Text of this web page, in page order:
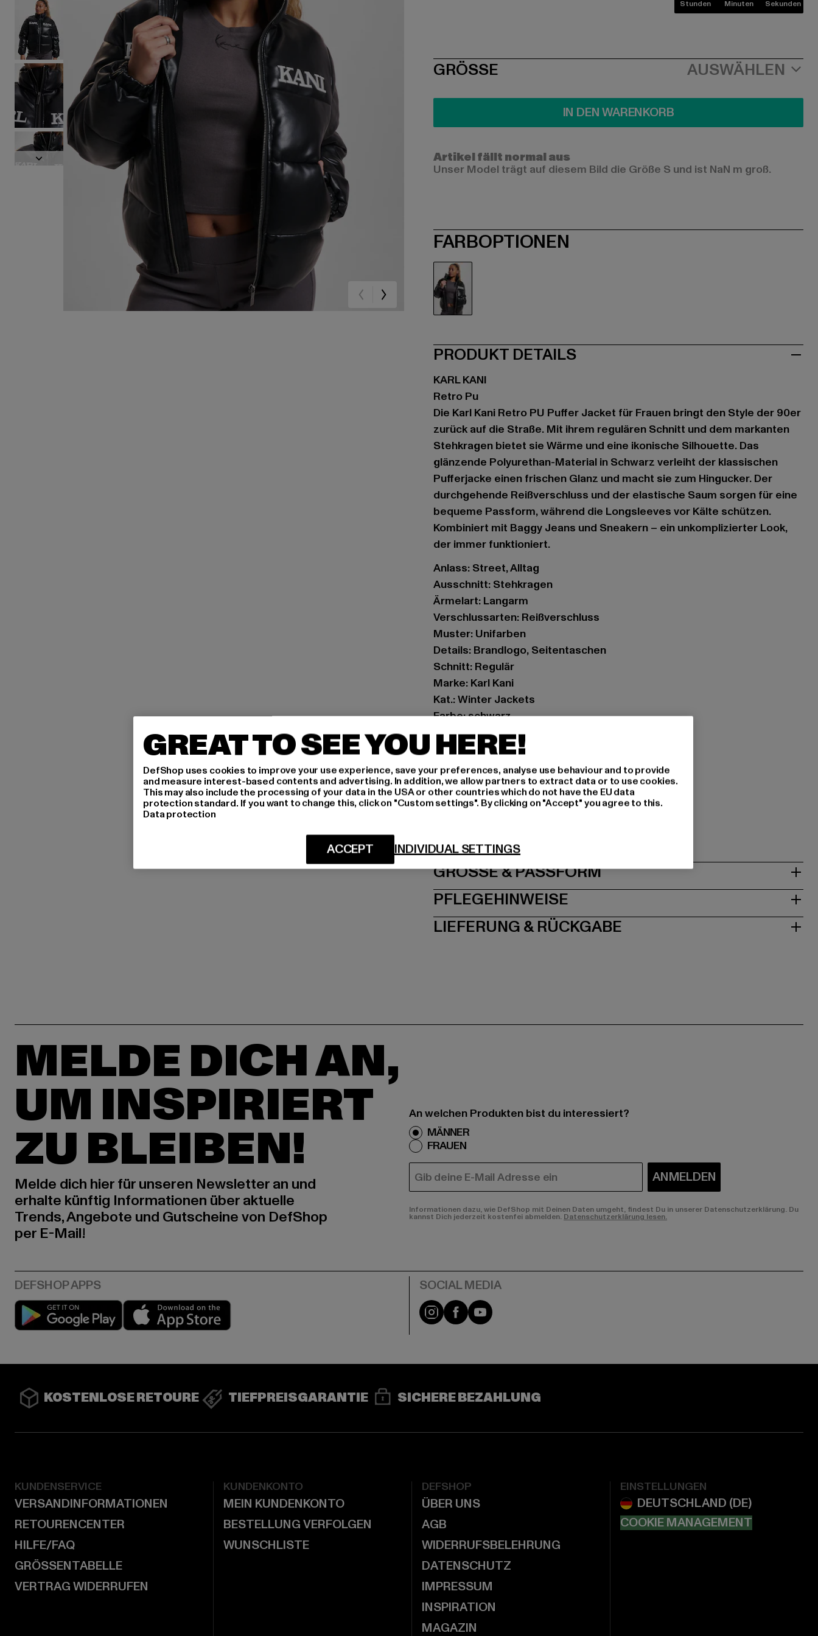
Stunden Minuten Sekunden
SIZE
GRÖSSE AUSWÄHLEN
IN DEN WARENKORB
Artikel fällt normal aus
Unser Model trägt auf diesem Bild die Größe S und ist NaN m groß.
FARBOPTIONEN
PRODUKT DETAILS
KARL KANI
Retro Pu
Die Karl Kani Retro PU Puffer Jacket für Frauen bringt den Style der 90er
zurück auf die Straße. Mit ihrem regulären Schnitt und dem markanten
Stehkragen bietet sie Wärme und eine ikonische Silhouette. Das
glänzende Polyurethan-Material in Schwarz verleiht der klassischen
Pufferjacke einen frischen Glanz und macht sie zum Hingucker. Der
durchgehende Reißverschluss und der elastische Saum sorgen für eine
bequeme Passform, während die Longsleeves vor Kälte schützen.
Kombiniert mit Baggy Jeans und Sneakern – ein unkomplizierter Look,
der immer funktioniert.
Anlass: Street, Alltag
Ausschnitt: Stehkragen
Ärmelart: Langarm
Verschlussarten: Reißverschluss
Muster: Unifarben
Details: Brandlogo, Seitentaschen
Schnitt: Regulär
Marke: Karl Kani
Kat.: Winter Jackets
Farbe: schwarz
Hersteller Farbe: black
Materialzusammensetzung: 100% Polyurethan
Art.Nr: 6176636-00007
Hersteller: Urban Styles Agency GmbH & Co. KG |
agentur@urbanstylesagency.com
GRÖSSE & PASSFORM
PFLEGEHINWEISE
LIEFERUNG & RÜCKGABE
MELDE DICH AN,
UM INSPIRIERT
ZU BLEIBEN!
Melde dich hier für unseren Newsletter an und
erhalte künftig Informationen über aktuelle
Trends, Angebote und Gutscheine von DefShop
per E-Mail!
An welchen Produkten bist du interessiert?
MÄNNER
FRAUEN
E-MAIL ANMELDEN
Informationen dazu, wie DefShop mit Deinen Daten umgeht, findest Du in unserer Datenschutzerklärung. Du
kannst Dich jederzeit kostenfei abmelden. Datenschutzerklärung lesen.
Play market Instagram
FacebookYouTube
KOSTENLOSE RETOURE TIEFPREISGARANTIE SICHERE BEZAHLUNG
KUNDENSERVICE
VERSANDINFORMATIONEN
RETOURENCENTER
HILFE/FAQ
GRÖSSENTABELLE
VERTRAG WIDERRUFEN
KUNDENKONTO
MEIN KUNDENKONTO
BESTELLUNG VERFOLGEN
WUNSCHLISTE
DEFSHOP
ÜBER UNS
AGB
WIDERRUFSBELEHRUNG
DATENSCHUTZ
IMPRESSUM
INSPIRATION
MAGAZIN
EINSTELLUNGEN
COOKIE MANAGEMENT
GREAT TO SEE YOU HERE!
DefShop uses cookies to improve your use experience, save your preferences, analyse use behaviour and to provide
and measure interest-based contents and advertising. In addition, we allow partners to extract data or to use cookies.
This may also include the processing of your data in the USA or other countries which do not have the EU data
protection standard. If you want to change this, click on "Custom settings". By clicking on "Accept" you agree to this.
Data protection
INDIVIDUAL SETTINGS
ACCEPT